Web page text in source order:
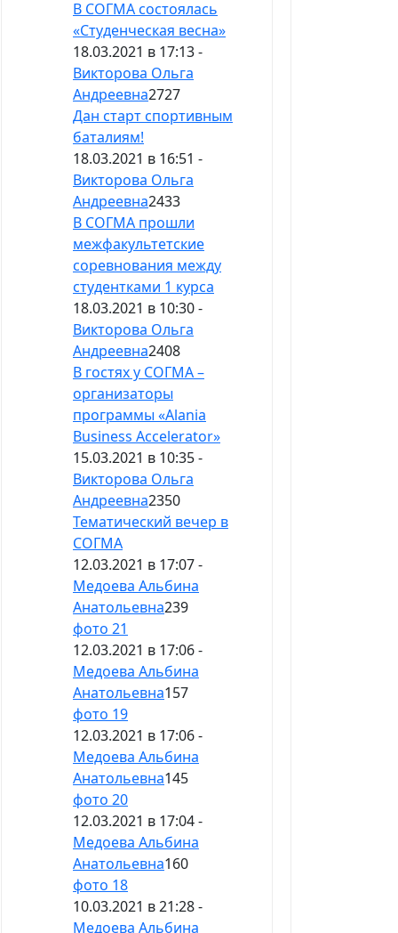
В СОГМА состоялась
«Студенческая весна»
18.03.2021 в 17:13 -
Викторова Ольга
Андреевна2727
Дан старт спортивным
баталиям!
18.03.2021 в 16:51 -
Викторова Ольга
Андреевна2433
В СОГМА прошли
межфакультетские
соревнования между
студентками 1 курса
18.03.2021 в 10:30 -
Викторова Ольга
Андреевна2408
В гостях у СОГМА –
организаторы
программы «Alania
Business Accelerator»
15.03.2021 в 10:35 -
Викторова Ольга
Андреевна2350
Тематический вечер в
СОГМА
12.03.2021 в 17:07 -
Медоева Альбина
Анатольевна239
фото 21
12.03.2021 в 17:06 -
Медоева Альбина
Анатольевна157
фото 19
12.03.2021 в 17:06 -
Медоева Альбина
Анатольевна145
фото 20
12.03.2021 в 17:04 -
Медоева Альбина
Анатольевна160
фото 18
10.03.2021 в 21:28 -
Медоева Альбина